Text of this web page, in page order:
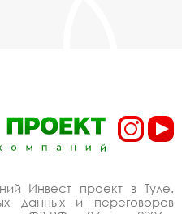
Инвест проект в Туле.
данных и переговоров